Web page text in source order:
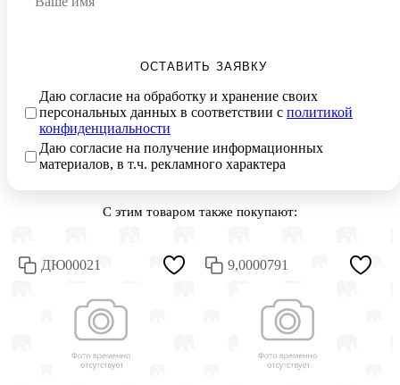
ОСТАВИТЬ ЗАЯВКУ
Даю согласие на обработку и хранение своих
персональных данных в соответствии с политикой
конфиденциальности
Даю согласие на получение информационных
материалов, в т.ч. рекламного характера
С этим товаром также покупают:
ДЮ00021 9,0000791